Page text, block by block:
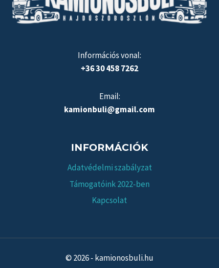
Információs vonal:
+36 30 458 7262
Email:
kamionbuli@gmail.com
INFORMÁCIÓK
Adatvédelmi szabályzat
Támogatóink 2022-ben
Kapcsolat
© 2026 - kamionosbuli.hu